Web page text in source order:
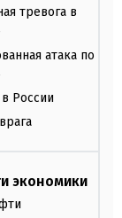
тревога в
атака по
России
экономики